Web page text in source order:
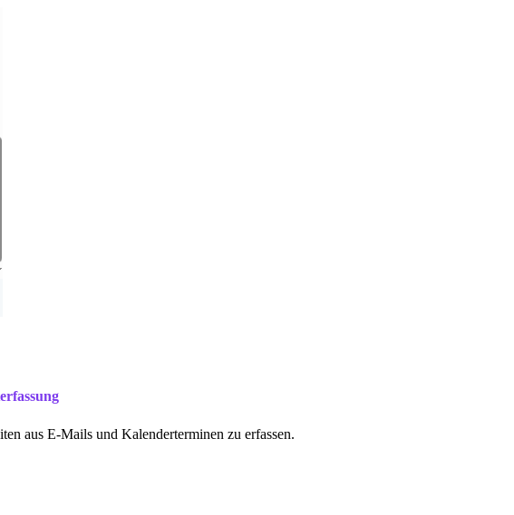
aus E-Mails und Kalenderterminen zu erfassen.